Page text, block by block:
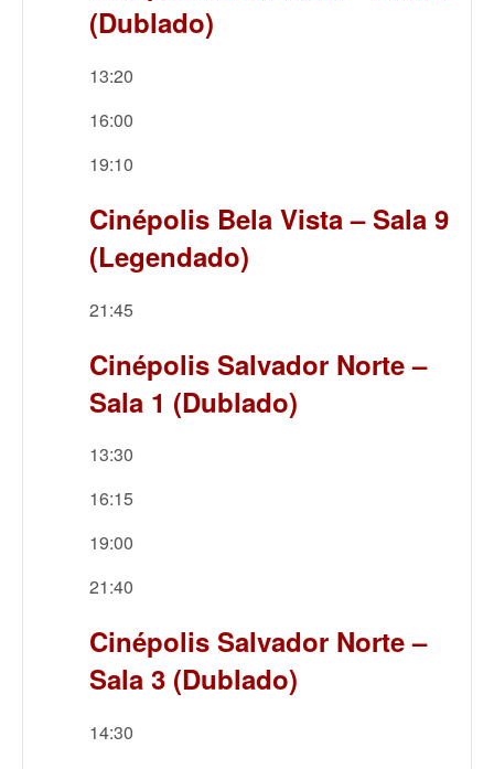
(Dublado)
13:20
16:00
19:10
Cinépolis Bela Vista – Sala 9
(Legendado)
21:45
Cinépolis Salvador Norte –
Sala 1 (Dublado)
13:30
16:15
19:00
21:40
Cinépolis Salvador Norte –
Sala 3 (Dublado)
14:30